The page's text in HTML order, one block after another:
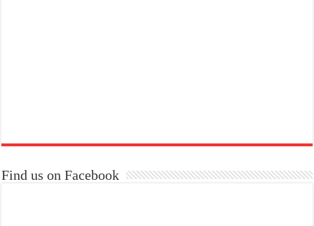
Find us on Facebook